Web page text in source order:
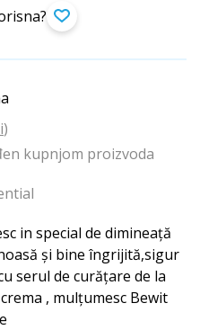
)
kupnjom proizvoda
in special de dimineață
și bine îngrijită,sigur
serul de curățare de la
, mulțumesc Bewit